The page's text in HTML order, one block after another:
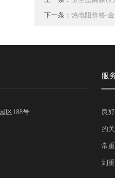
下一条： 热电阻价格-
区188号
服
良
的
常
到